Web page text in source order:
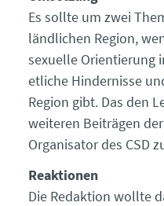
Es sollte um zwei
ländlichen Region,
sexuelle Orientierung
etliche Hindernisse
Region gibt. Das den
weiteren Beiträgen
Organisator des CSD
Reaktionen
Die Redaktion wollte